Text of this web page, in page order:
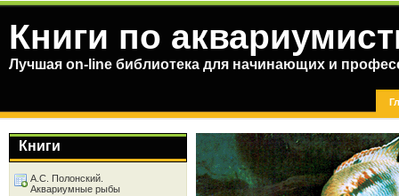
Книги по
Лучшая on-line библиотека для начинающих и
Книги
А.С. Полонский.
Аквариумные рыбы